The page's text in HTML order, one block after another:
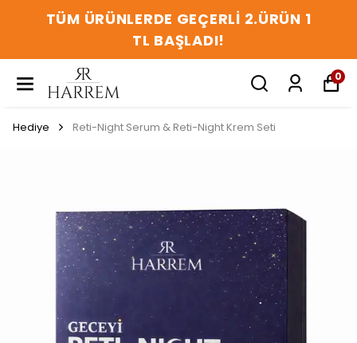
TÜM ÜRÜNLERDE GEÇERLİ 2.ÜRÜN 1
TL BAŞLADI!
0
Hediye Reti-Night Serum & Reti-Night Krem Seti